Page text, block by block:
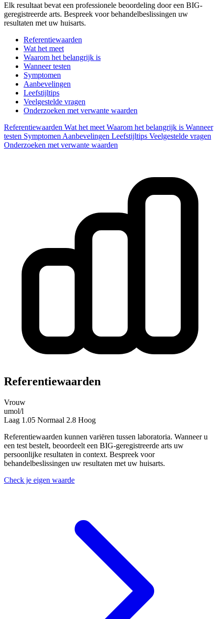
Elk resultaat bevat een professionele beoordeling door een BIG-
geregistreerde arts. Bespreek voor behandelbeslissingen uw
resultaten met uw huisarts.
Referentiewaarden
Wat het meet
Waarom het belangrijk is
Wanneer testen
Symptomen
Aanbevelingen
Leefstijltips
Veelgestelde vragen
Onderzoeken met verwante waarden
Referentiewaarden Wat het meet Waarom het belangrijk is Wanneer
testen Symptomen Aanbevelingen Leefstijltips Veelgestelde vragen
Onderzoeken met verwante waarden
Referentiewaarden
Vrouw
umol/l
Laag 1.05 Normaal 2.8 Hoog
Referentiewaarden kunnen variëren tussen laboratoria. Wanneer u
een test bestelt, beoordeelt een BIG-geregistreerde arts uw
persoonlijke resultaten in context. Bespreek voor
behandelbeslissingen uw resultaten met uw huisarts.
Check je eigen waarde